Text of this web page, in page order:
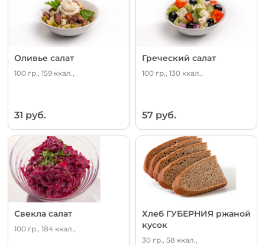
Оливье салат
100 гр., 159 ккал.,
31 руб.
Греческий салат
100 гр., 130 ккал.,
57 руб.
Свекла салат
100 гр., 184 ккал.,
Хлеб ГУБЕРНИЯ ржаной
кусок
30 гр., 58 ккал.,